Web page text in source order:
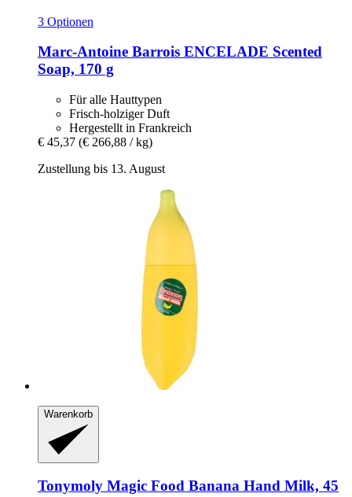
3 Optionen
Marc-Antoine Barrois ENCELADE Scented
Soap, 170 g
Für alle Hauttypen
Frisch-holziger Duft
Hergestellt in Frankreich
€ 45,37 (€ 266,88 / kg)
Zustellung bis 13. August
Warenkorb
Tonymoly Magic Food Banana Hand Milk, 45